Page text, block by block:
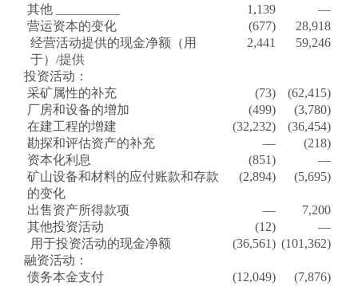
其他 __________
1,139
—
营运资本的变化
(677)
28,918
经营活动提供的现金净额（用
于）/提供
2,441 59,246
投资活动：
采矿属性的补充
(73)
(62,415)
厂房和设备的增加
(499)
(3,780)
在建工程的增建
(32,232)
(36,454)
勘探和评估资产的补充
—
(218)
资本化利息
(851)
—
矿山设备和材料的应付账款和存款
的变化
(2,894) (5,695)
出售资产所得款项 —
7,200
其他投资活动
(12)
—
用于投资活动的现金净额
(36,561) (101,362)
融资活动：
债务本金支付
(12,049)
(7,876)